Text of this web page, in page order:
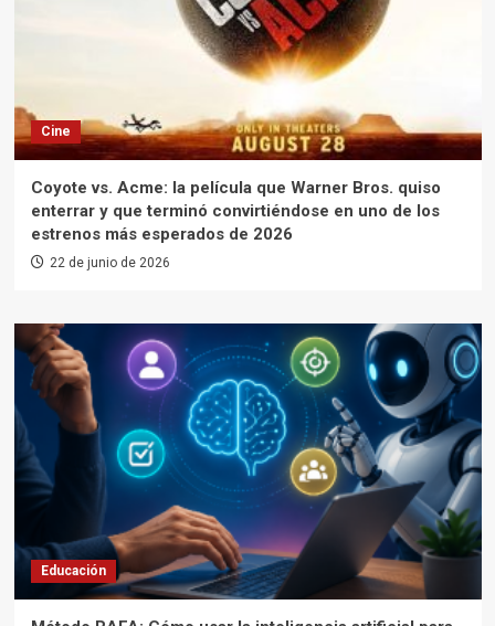
Cine
Coyote vs. Acme: la película que Warner Bros. quiso
enterrar y que terminó convirtiéndose en uno de los
estrenos más esperados de 2026
22 de junio de 2026
Educación